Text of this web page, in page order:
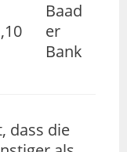
Baad
er
Bank
dass die